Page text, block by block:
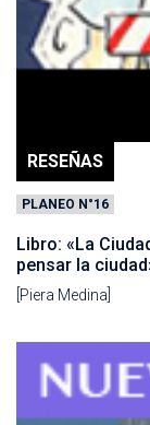
RESEÑAS
PLANEO N°16
Libro: «La
pensar la
[Piera Medina]